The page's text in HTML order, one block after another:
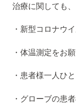
治療に関しても、
・新型コロナウ
・体温測定をお
・患者様一人ひ
・グローブの患